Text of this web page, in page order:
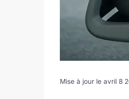
Mise à jour le avril 8